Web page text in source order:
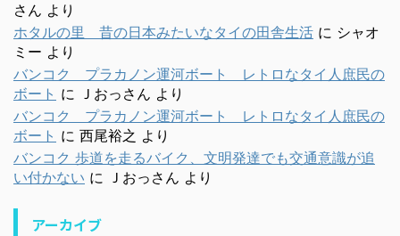
さん より
ホタルの里 昔の日本みたいなタイの田舎生活 に シャオ
ミー より
バンコク プラカノン運河ボート レトロなタイ人庶民の
ボート に Ｊおっさん より
バンコク プラカノン運河ボート レトロなタイ人庶民の
ボート に 西尾裕之 より
バンコク 歩道を走るバイク、文明発達でも交通意識が追
い付かない に Ｊおっさん より
アーカイブ